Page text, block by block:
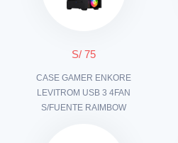
S/ 75
CASE GAMER ENKORE
LEVITROM USB 3 4FAN
S/FUENTE RAIMBOW